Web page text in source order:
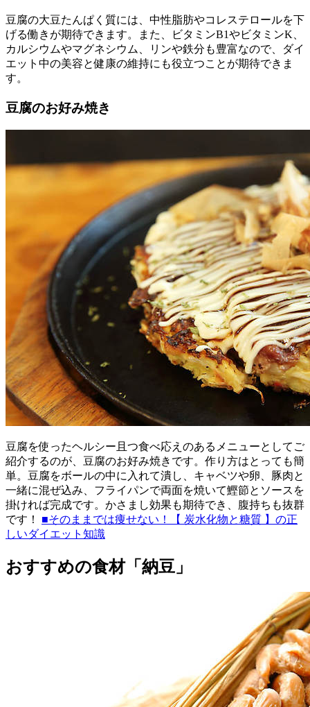
豆腐の大豆たんぱく質には、中性脂肪やコレステロールを下
げる働きが期待できます。また、ビタミンB1やビタミンK、
カルシウムやマグネシウム、リンや鉄分も豊富なので、ダイ
エット中の美容と健康の維持にも役立つことが期待できま
す。
豆腐のお好み焼き
豆腐を使ったヘルシー且つ食べ応えのあるメニューとしてご
紹介するのが、豆腐のお好み焼きです。作り方はとっても簡
単。豆腐をボールの中に入れて潰し、キャベツや卵、豚肉と
一緒に混ぜ込み、フライパンで両面を焼いて鰹節とソースを
掛ければ完成です。かさまし効果も期待でき、腹持ちも抜群
です！ ■そのままでは痩せない！【 炭水化物と糖質 】の正
しいダイエット知識
おすすめの食材「納豆」